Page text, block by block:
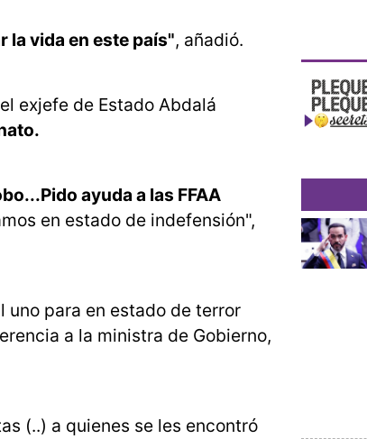
la vida en este país", añadió.
exjefe de Estado Abdalá
ayuda a las FFAA
en estado de indefensión",
uno para en estado de terror
a la ministra de Gobierno,
(..) a quienes se les encontró